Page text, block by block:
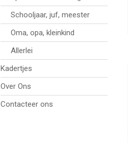
Schooljaar, juf, meester
Oma, opa, kleinkind
Allerlei
Kadertjes
Over Ons
Contacteer ons